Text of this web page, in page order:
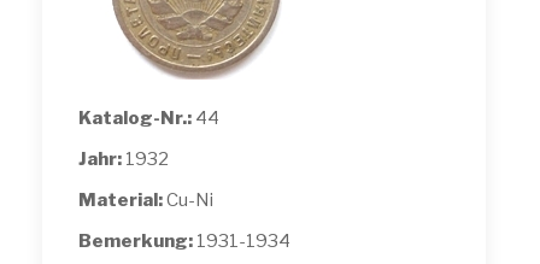
Katalog-Nr.: 44
Jahr: 1932
Material:Cu-Ni
Bemerkung: 1931-1934